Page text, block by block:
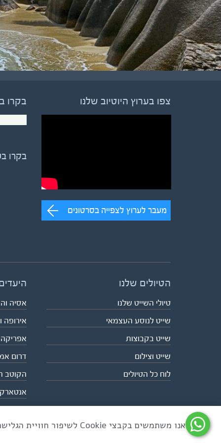
צפו בערוץ היוטיוב שלנו
מעבר לערוץ לצפייה בסרטונים
בקרו
בקרו
הטיולים שלנו
טיולי השייט שלנו
שייט לנוסע העצמאי
שייט בקבוצות
שייט וצילום
לוח כל הטיולים
אסיה
אירופה
אפריקה
דרום
הקוטב
כל הזכויות שמורות לאקו טיולי שטח | טלפון 03-6879090 | פקס 03-6879099 |
אנו משתמשים בקבצי Cookie לשיפור חוויית הגלישה ולניתוח שימוש באתר